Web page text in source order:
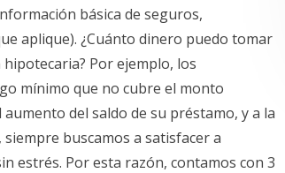
básica de seguros,
aplique). ¿Cuánto dinero puedo tomar
Por ejemplo, los
mínimo que no cubre el monto
del saldo de su préstamo, y a la
buscamos a satisfacer a
estrés. Por esta razón, contamos con 3